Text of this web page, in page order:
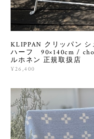
KLIPPAN クリッパン
ハーフ 90×140cm /
ルホネン 正規取扱店
¥26,400